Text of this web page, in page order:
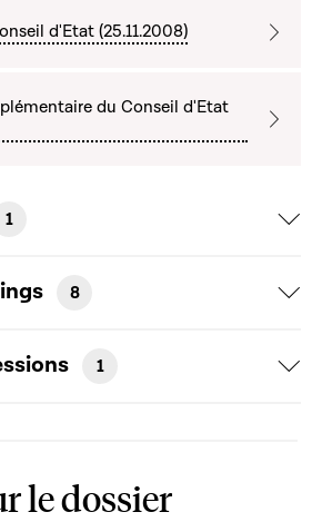
d'Etat (25.11.2008)
du Conseil d'Etat
1
8
1
le dossier